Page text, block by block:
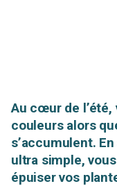
Au cœur de
couleurs alors
s’accumulent.
ultra simple,
épuiser vos